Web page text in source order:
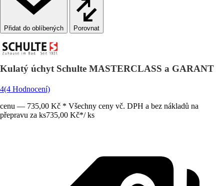
Porovnat
Kulatý úchyt Schulte MASTERCLASS a GARANT
4(4 Hodnocení)
cenu — 735,00 Kč * Všechny ceny vč. DPH a bez nákladů na
přepravu za ks735,00 Kč*/ ks